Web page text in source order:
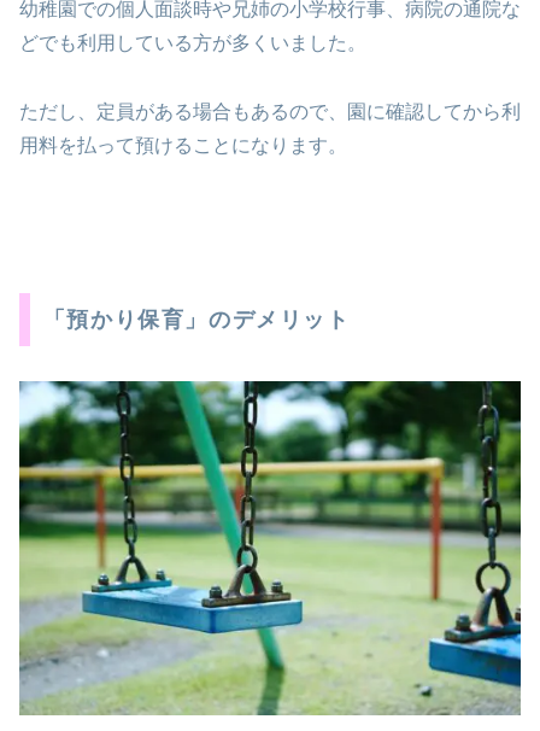
幼稚園での個人面談時や兄姉の小学校行事、病院の通院な
どでも利用している方が多くいました。
ただし、定員がある場合もあるので、園に確認してから利
用料を払って預けることになります。
「預かり保育」のデメリット